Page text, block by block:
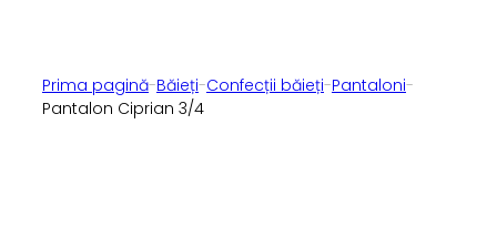
Prima pagină-Băieți-Confecții băieți-Pantaloni-
Pantalon Ciprian 3/4